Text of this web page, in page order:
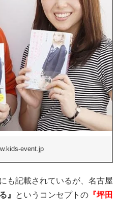
event.jp
も記載されているが、名古屋
』 というコンセプトの 『坪田